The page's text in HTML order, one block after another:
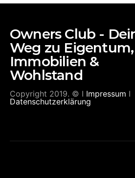
Owners Club -
Weg zu Eigentum,
Immobilien &
Wohlstand
Copyright 2019. © I Impressum I
Datenschutzerklärung